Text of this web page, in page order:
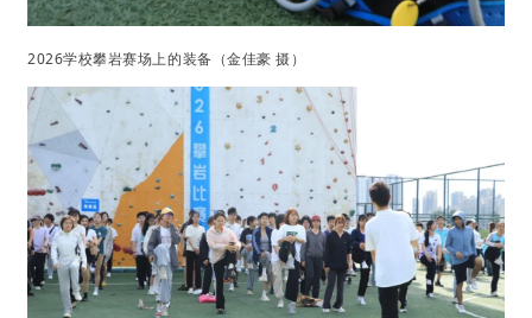
2026学校攀岩赛场上的装备（金佳豪 摄）